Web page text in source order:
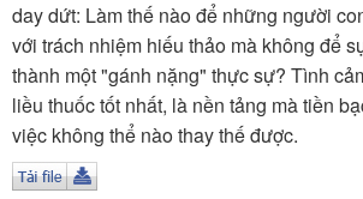
Vận hành bởi QI Corp
day dứt: Làm thế nào để những người
với trách nhiệm hiếu thảo mà không để
thành một "gánh nặng" thực sự? Tình
liều thuốc tốt nhất, là nền tảng mà tiền
việc không thể nào thay thế được.